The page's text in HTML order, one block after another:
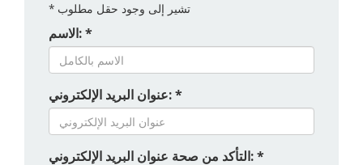
* تشير إلى وجود حقل مطلوب
الاسم: *
عنوان البريد الإلكتروني: *
التأكد من صحة عنوان البريد الإلكتروني: *